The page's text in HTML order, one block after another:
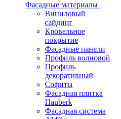
Фасадные материалы
Виниловый
сайдинг
Кровельное
покрытие
Фасадные панели
Профиль волновой
Профиль
декоративный
Софиты
Фасадная плитка
Hauberk
Фасадная система